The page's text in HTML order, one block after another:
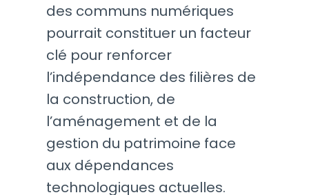
des communs numériques
pourrait constituer un facteur
clé pour renforcer
l’indépendance des filières de
la construction, de
l’aménagement et de la
gestion du patrimoine face
aux dépendances
technologiques actuelles.